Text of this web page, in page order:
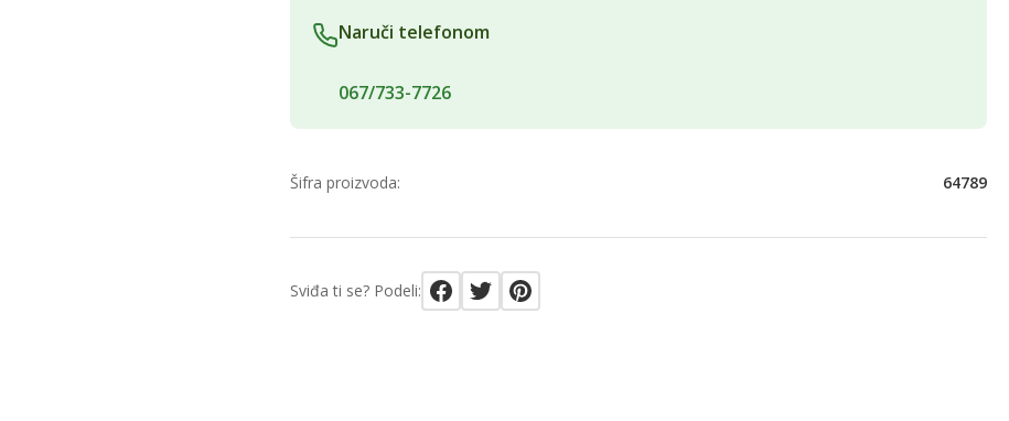
Naruči telefonom
067/733-7726
Šifra proizvoda: 64789
Sviđa ti se? Podeli: